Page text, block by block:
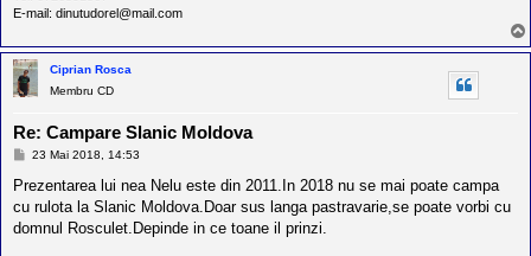
E-mail: dinutudorel@mail.com
Ciprian Rosca
Membru CD
Re: Campare Slanic Moldova
M
s
j
23 Mai 2018, 14:53
Prezentarea lui nea Nelu este din 2011.In 2018 nu se mai poate campa
cu rulota la Slanic Moldova.Doar sus langa pastravarie,se poate vorbi cu
domnul Rosculet.Depinde in ce toane il prinzi.